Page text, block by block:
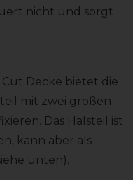
nicht und sorgt
Cut Decke bietet die
mit zwei großen
Das Halsteil ist
kann aber als
unten).